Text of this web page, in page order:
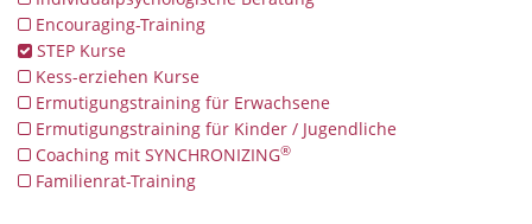
Encouraging-Training
STEP Kurse
Kess-erziehen Kurse
Ermutigungstraining für Erwachsene
Ermutigungstraining für Kinder / Jugendliche
Coaching mit SYNCHRONIZING®
Familienrat-Training